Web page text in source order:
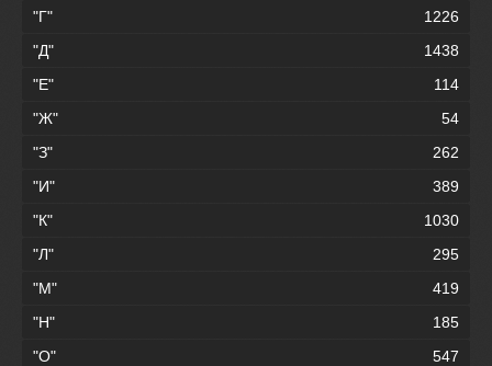
"Г"
1226
"Д"
1438
"Е"
114
"Ж"
54
"З"
262
"И"
389
"К"
1030
"Л"
295
"М"
419
"Н"
185
"О"
547